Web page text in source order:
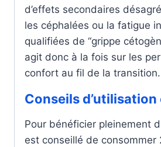
d’effets secondaires
les céphalées ou la fatigue
qualifiées de “grippe
agit donc à la fois sur les
confort au fil de la transition.
Conseils
Pour bénéficier pleinement
est conseillé de consommer